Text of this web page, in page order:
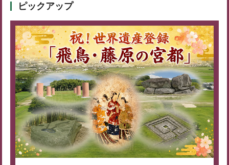
ピックアップ